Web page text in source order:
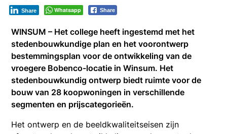
Whatsapp Share
Share
WINSUM – Het college heeft ingestemd met het
stedenbouwkundige plan en het voorontwerp
bestemmingsplan voor de ontwikkeling van de
vroegere Bobenco-locatie in Winsum. Het
stedenbouwkundig ontwerp biedt ruimte voor de
bouw van 28 koopwoningen in verschillende
segmenten en prijscategorieën.
Het ontwerp en de beeldkwaliteitseisen zijn